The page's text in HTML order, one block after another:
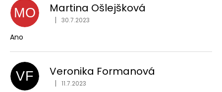
MO Martina Ošlejšková
Hodnocení obchodu je 5 z 5 hvězdiček.
| 30.7.2023
Ano
VF Veronika Formanová
Hodnocení obchodu je 5 z 5 hvězdiček.
| 11.7.2023